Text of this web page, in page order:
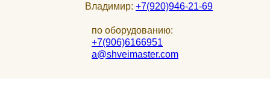
Владимир: +7(920)946-21-69
по оборудованию:
+7(906)6166951
a@shveimaster.com